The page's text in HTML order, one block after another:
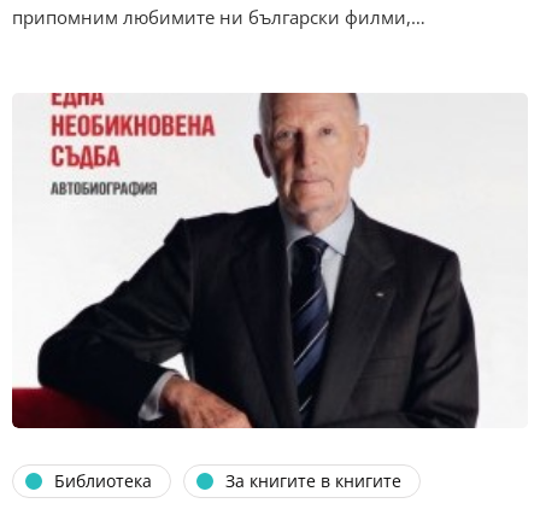
припомним любимите ни български филми,…
Библиотека За книгите в книгите